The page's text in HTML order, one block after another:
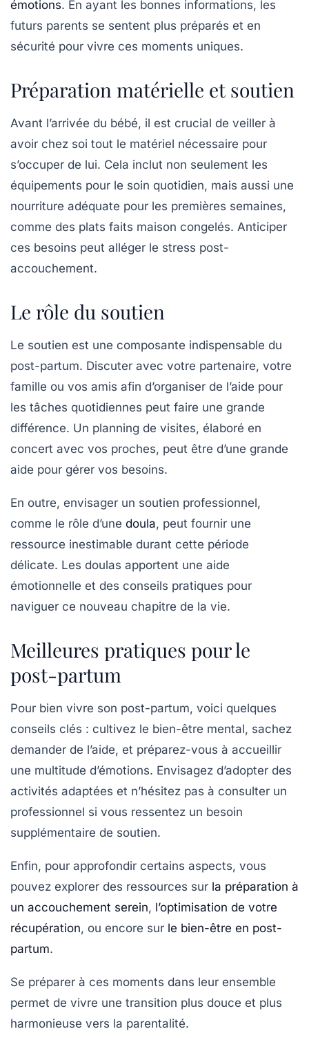
émotions. En ayant les bonnes informations, les
futurs parents se sentent plus préparés et en
sécurité pour vivre ces moments uniques.
Préparation matérielle et soutien
Avant l’arrivée du bébé, il est crucial de veiller à
avoir chez soi tout le matériel nécessaire pour
s’occuper de lui. Cela inclut non seulement les
équipements pour le soin quotidien, mais aussi une
nourriture adéquate pour les premières semaines,
comme des plats faits maison congelés. Anticiper
ces besoins peut alléger le stress post-
accouchement.
Le rôle du soutien
Le soutien est une composante indispensable du
post-partum. Discuter avec votre partenaire, votre
famille ou vos amis afin d’organiser de l’aide pour
les tâches quotidiennes peut faire une grande
différence. Un planning de visites, élaboré en
concert avec vos proches, peut être d’une grande
aide pour gérer vos besoins.
En outre, envisager un soutien professionnel,
comme le rôle d’une doula, peut fournir une
ressource inestimable durant cette période
délicate. Les doulas apportent une aide
émotionnelle et des conseils pratiques pour
naviguer ce nouveau chapitre de la vie.
Meilleures pratiques pour le
post-partum
Pour bien vivre son post-partum, voici quelques
conseils clés : cultivez le bien-être mental, sachez
demander de l’aide, et préparez-vous à accueillir
une multitude d’émotions. Envisagez d’adopter des
activités adaptées et n’hésitez pas à consulter un
professionnel si vous ressentez un besoin
supplémentaire de soutien.
Enfin, pour approfondir certains aspects, vous
pouvez explorer des ressources sur la préparation à
un accouchement serein, l’optimisation de votre
récupération, ou encore sur le bien-être en post-
partum.
Se préparer à ces moments dans leur ensemble
permet de vivre une transition plus douce et plus
harmonieuse vers la parentalité.